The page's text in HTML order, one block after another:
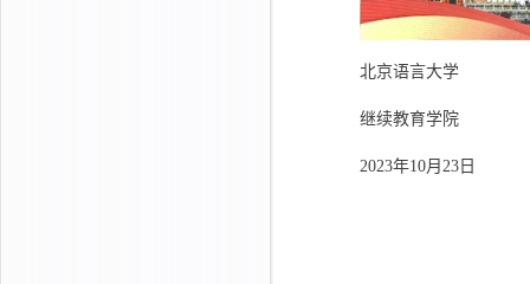
北京语言大学
继续教育学院
2023年10月23日